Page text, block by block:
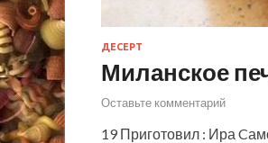
ДЕСЕРТ
Миланское
Оставьте комментарий
19 Приготовил : Ира